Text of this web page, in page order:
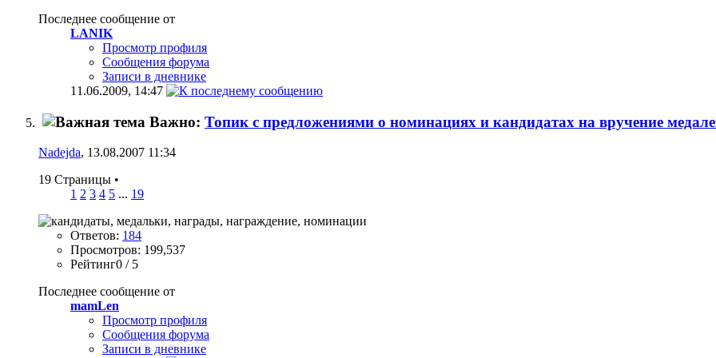
Последнее сообщение от
LANIK
Просмотр профиля
Сообщения форума
Записи в дневнике
11.06.2009, 14:47
Важно: Топик с предложениями о номинациях и кандидатах на вручение
Nadejda, 13.08.2007 11:34
19 Страницы •
1 2 3 4 5 ... 19
Ответов: 184
Просмотров: 199,537
Рейтинг0 / 5
Последнее сообщение от
mamLen
Просмотр профиля
Сообщения форума
Записи в дневнике